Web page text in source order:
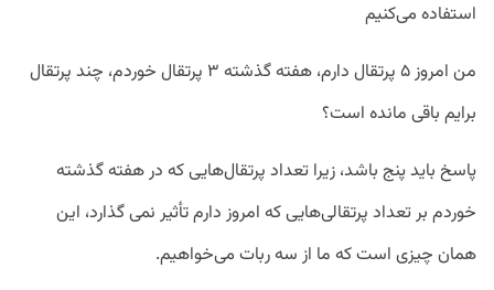
استفاده می‌کنیم
من امروز ۵ پرتقال دارم، هفته گذشته ۳ پرتقال خوردم، چند پرتقال
برایم باقی مانده است؟
پاسخ باید پنج باشد، زیرا تعداد پرتقال‌هایی که در هفته گذشته
خوردم بر تعداد پرتقالی‌هایی که امروز دارم تأثیر نمی گذارد، این
همان چیزی است که ما از سه ربات می‌خواهیم.